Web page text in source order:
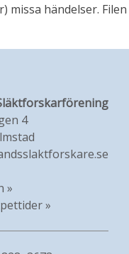
missa händelser.
4
»
»